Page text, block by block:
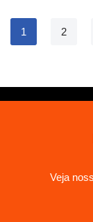
1 2
Veja